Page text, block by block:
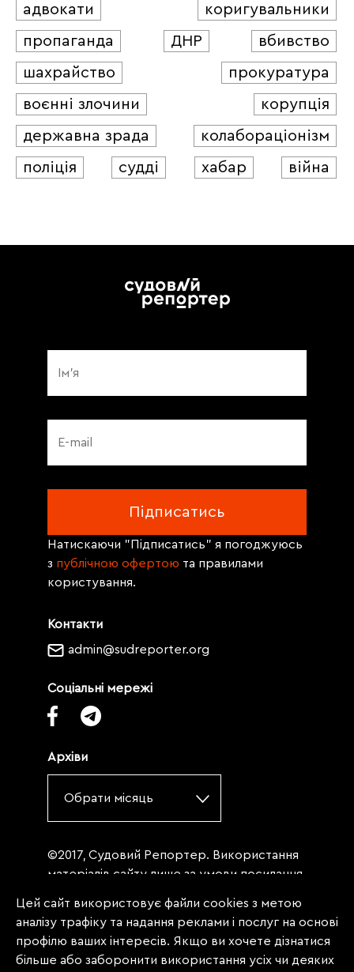
адвокати
коригувальники
пропаганда
ДНР
вбивство
шахрайство
прокуратура
воєнні злочини
корупція
державна зрада
колабораціонізм
поліція
судді хабар війна
Контакти
admin@sudreporter.org
Соціальні мережі
Архіви
Обрати місяць
Натискаючи "Підписатись" я погоджуюсь
з публічною офертою та правилами
користування.
©2017, Судовий Репортер. Використання
матеріалів сайту лише за умови посилання
«Судовий репортер» не нижче третього
абзацу. Матеріали, щодо яких міститься
заборона на повну републікацію
(передрук, копіювання, відтворення або
Цей сайт використовує файли cookies з метою
аналізу трафіку та надання реклами і послуг на основі
профілю ваших інтересів. Якщо ви хочете дізнатися
більше або заборонити використання усіх чи деяких